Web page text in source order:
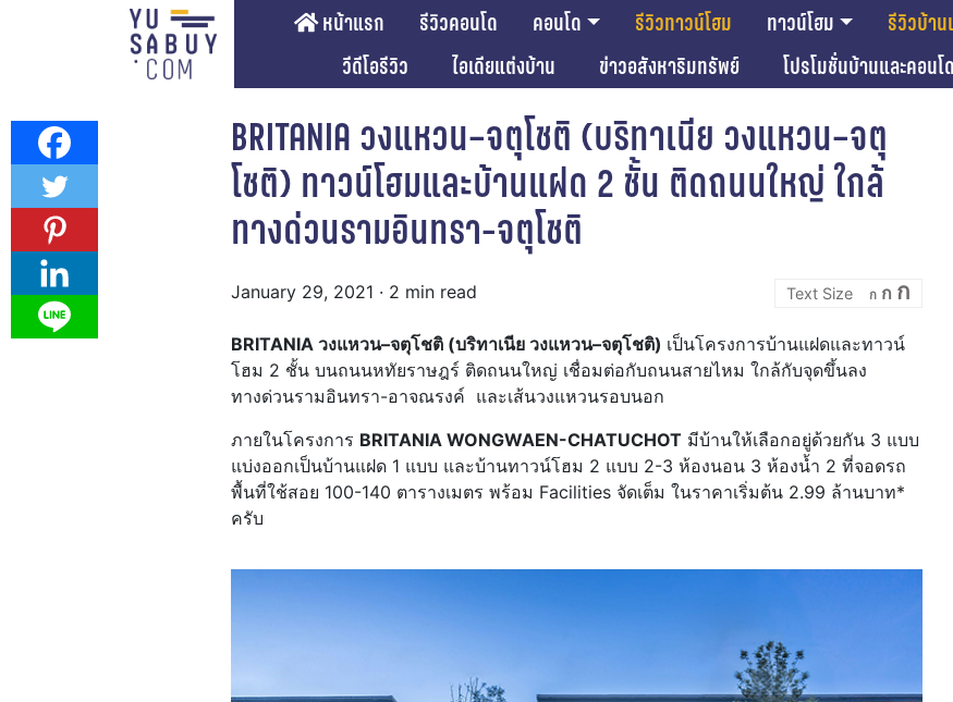
หน้าแรก รีวิวคอนโด คอนโด รีวิวทาวน์โฮม ทาวน์โฮม รีวิวบ้าน
วีดีโอรีวิว
ไอเดียแต่งบ้าน ข่าวอสังหาริมทรัพย์ โปรโมชั่นบ้านและคอนโด
BRITANIA วงแหวน–จตุโชติ (บริทาเนีย วงแหวน–จตุ
โชติ) ทาวน์โฮมและบ้านแฝด 2 ชั้น ติดถนนใหญ่ ใกล้
ทางด่วนรามอินทรา-จตุโชติ
January 29, 2021 · 2 min read ก
Decrease
font
size.
ก Reset
font
ก
BRITANIA วงแหวน–จตุโชติ (บริทาเนีย วงแหวน–จตุโชติ) เป็นโครงการบ้านแฝดและทาวน์
โฮม 2 ชั้น บนถนนหทัยราษฎร์ ติดถนนใหญ่ เชื่อมต่อกับถนนสายไหม ใกล้กับจุดขึ้นลง
ทางด่วนรามอินทรา-อาจณรงค์ และเส้นวงแหวนรอบนอก
ภายในโครงการ BRITANIA WONGWAEN-CHATUCHOT มีบ้านให้เลือกอยู่ด้วยกัน 3 แบบ
แบ่งออกเป็นบ้านแฝด 1 แบบ และบ้านทาวน์โฮม 2 แบบ 2-3 ห้องนอน 3 ห้องน้ำ 2 ที่จอดรถ
พื้นที่ใช้สอย 100-140 ตารางเมตร พร้อม Facilities จัดเต็ม ในราคาเริ่มต้น 2.99 ล้านบาท*
ครับ